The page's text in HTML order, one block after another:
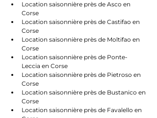
Location saisonnière près de Asco en
Corse
Location saisonnière près de Castifao en
Corse
Location saisonnière près de Moltifao en
Corse
Location saisonnière près de Ponte-
Leccia en Corse
Location saisonnière près de Pietroso en
Corse
Location saisonnière près de Bustanico en
Corse
Location saisonnière près de Favalello en